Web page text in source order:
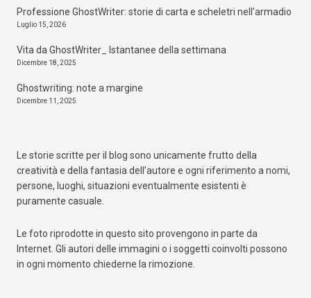
Professione GhostWriter: storie di carta e scheletri nell’armadio
Luglio 15, 2026
Vita da GhostWriter_ Istantanee della settimana
Dicembre 18, 2025
Ghostwriting: note a margine
Dicembre 11, 2025
Le storie scritte per il blog sono unicamente frutto della
creatività e della fantasia dell’autore e ogni riferimento a nomi,
persone, luoghi, situazioni eventualmente esistenti è
puramente casuale.
Le foto riprodotte in questo sito provengono in parte da
Internet. Gli autori delle immagini o i soggetti coinvolti possono
in ogni momento chiederne la rimozione.